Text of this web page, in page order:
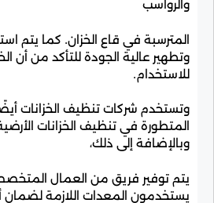
والرواسب
المترسبة في قاع الخزان. كما يتم
وتطهير عالية الجودة للتأكد من أن
للاستخدام.
وتستخدم شركات تنظيف الخزانات
المتطورة في تنظيف الخزانات
وبالإضافة إلى ذلك،
يتم توفير فريق من العمال
يستخدمون المعدات اللازمة لضمان